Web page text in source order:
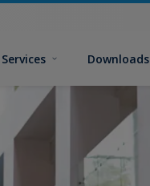
Services Downloads